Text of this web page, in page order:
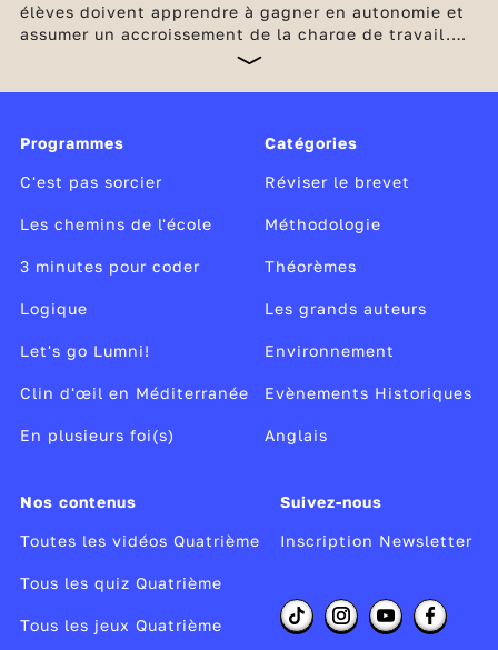
élèves doivent apprendre à gagner en autonomie et
assumer un accroissement de la charge de travail.
Les enseignements deviennent plus denses et plus
(accompagnement personnalisé). Chaque élève
Programmes
C'est pas sorcier
Les chemins de l'école
3 minutes pour coder
Logique
Let's go Lumni!
Clin d'œil en Méditerranée
En plusieurs foi(s)
Catégories
Réviser le brevet
Méthodologie
Théorèmes
Les grands auteurs
Environnement
Evènements Historiques
Anglais
Nos contenus
Toutes les vidéos Quatrième
Tous les quiz Quatrième
Tous les jeux Quatrième
Suivez-nous
Inscription Newsletter